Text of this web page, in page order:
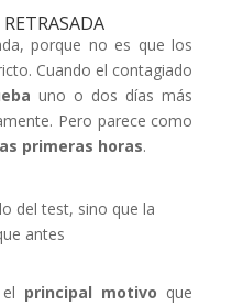
porque no es que los
Cuando el contagiado
uno o dos días más
Pero parece como
primeras horas.
del test, sino que la
antes
principal motivo que